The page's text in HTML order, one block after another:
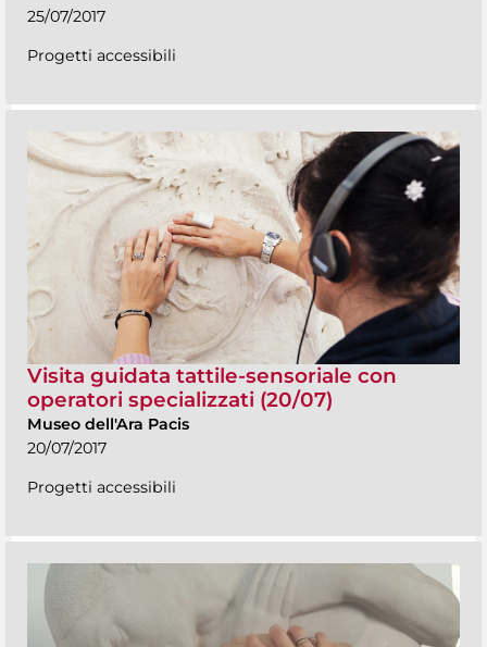
25/07/2017
Progetti accessibili
Visita guidata tattile-sensoriale con
operatori specializzati (20/07)
Museo dell'Ara Pacis
20/07/2017
Progetti accessibili